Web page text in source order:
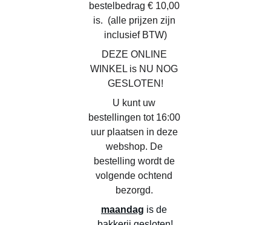
bestelbedrag € 10,00
is.  (alle prijzen zijn
inclusief BTW)
DEZE ONLINE
WINKEL is NU NOG
GESLOTEN!
U kunt uw
bestellingen tot 16:00
uur plaatsen in deze
webshop. De
bestelling wordt de
volgende ochtend
bezorgd.
maandag is de